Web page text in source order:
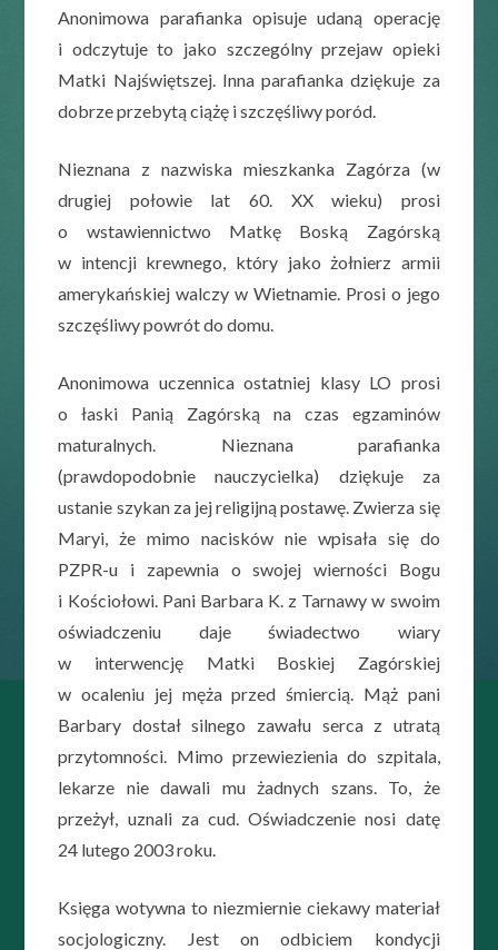
Anonimowa parafianka opisuje udaną operację
i odczytuje to jako szczególny przejaw opieki
Matki Najświętszej. Inna parafianka dziękuje za
dobrze przebytą ciążę i szczęśliwy poród.
Nieznana z nazwiska mieszkanka Zagórza (w
drugiej połowie lat 60. XX wieku) prosi
o wstawiennictwo Matkę Boską Zagórską
w intencji krewnego, który jako żołnierz armii
amerykańskiej walczy w Wietnamie. Prosi o jego
szczęśliwy powrót do domu.
Anonimowa uczennica ostatniej klasy LO prosi
o łaski Panią Zagórską na czas egzaminów
maturalnych. Nieznana parafianka
(prawdopodobnie nauczycielka) dziękuje za
ustanie szykan za jej religijną postawę. Zwierza się
Maryi, że mimo nacisków nie wpisała się do
PZPR-u i zapewnia o swojej wierności Bogu
i Kościołowi. Pani Barbara K. z Tarnawy w swoim
oświadczeniu daje świadectwo wiary
w interwencję Matki Boskiej Zagórskiej
w ocaleniu jej męża przed śmiercią. Mąż pani
Barbary dostał silnego zawału serca z utratą
przytomności. Mimo przewiezienia do szpitala,
lekarze nie dawali mu żadnych szans. To, że
przeżył, uznali za cud. Oświadczenie nosi datę
24 lutego 2003 roku.
Księga wotywna to niezmiernie ciekawy materiał
socjologiczny. Jest on odbiciem kondycji